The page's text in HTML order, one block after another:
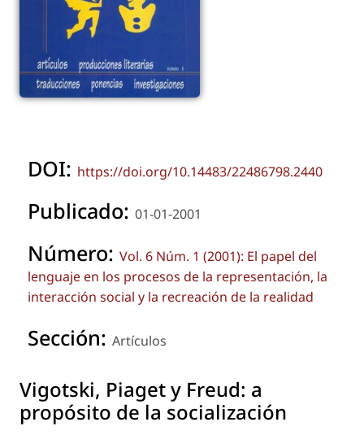
DOI: https://doi.org/10.14483/22486798.2440
Publicado: 01-01-2001
Número: Vol. 6 Núm. 1 (2001): El papel del
lenguaje en los procesos de la representación, la
interacción social y la recreación de la realidad
Sección: Artículos
Vigotski, Piaget y Freud: a
propósito de la socialización